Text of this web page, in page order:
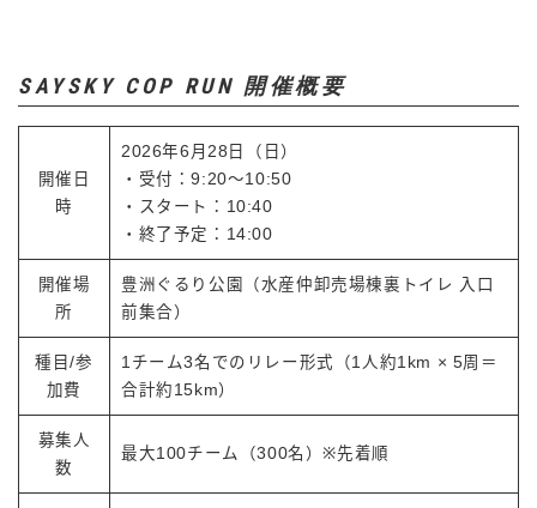
SAYSKY COP RUN 開催概要
開催日
時
2026年6月28日（日）
・受付：9:20〜10:50
・スタート：10:40
・終了予定：14:00
開催場
所
豊洲ぐるり公園（水産仲卸売場棟裏トイレ 入口
前集合）
種目/参
加費
1チーム3名でのリレー形式（1人約1km × 5周＝
合計約15km）
募集人
数
最大100チーム（300名）※先着順